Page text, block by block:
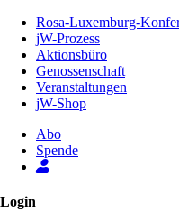
Inhalt
Seite
Rosa-Luxemburg-
jW-Prozess
Aktionsbüro
Genossenschaft
Veranstaltungen
jW-Shop
Abo
Spende
Login